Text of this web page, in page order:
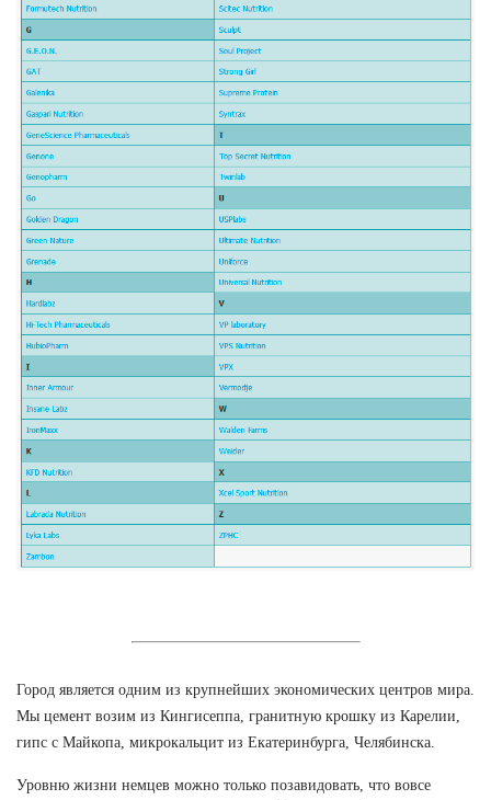
Город является одним из крупнейших экономических центров мира.
Мы цемент возим из Кингисеппа, гранитную крошку из Карелии,
гипс с Майкопа, микрокальцит из Екатеринбурга, Челябинска.
Уровню жизни немцев можно только позавидовать, что вовсе